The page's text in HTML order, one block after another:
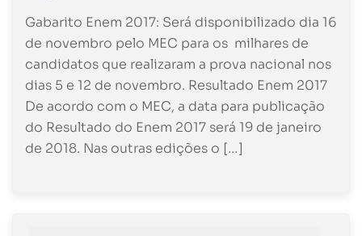
Gabarito Enem 2017: Será disponibilizado dia 16
de novembro pelo MEC para os milhares de
candidatos que realizaram a prova nacional nos
dias 5 e 12 de novembro. Resultado Enem 2017
De acordo com o MEC, a data para publicação
do Resultado do Enem 2017 será 19 de janeiro
de 2018. Nas outras edições o […]